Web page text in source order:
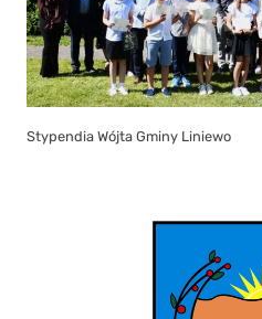
Stypendia Wójta Gminy Liniewo